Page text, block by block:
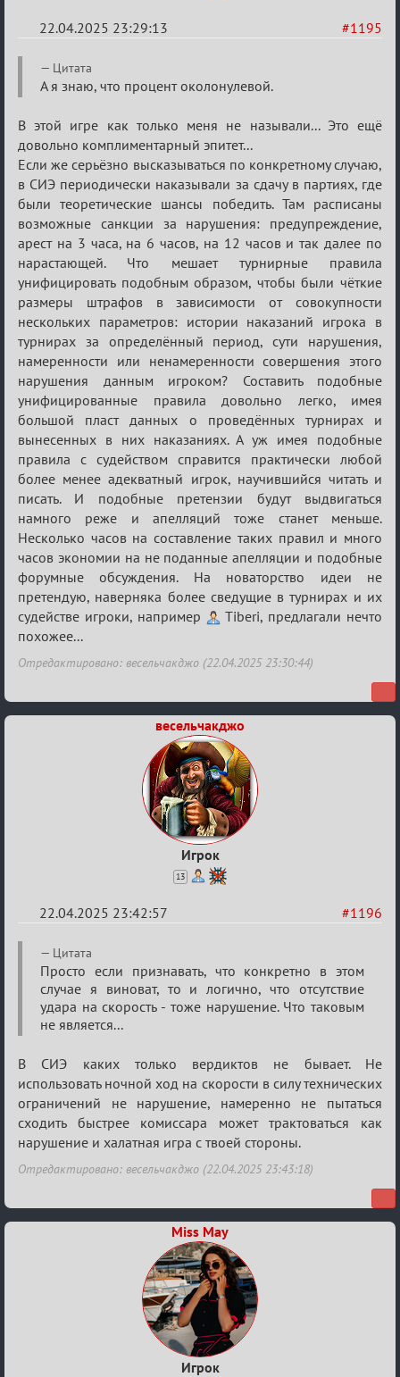
#1195
22.04.2025 23:29:13
Re:
Разговоры
XIX
ТПК.
Цитата
А я знаю, что процент околонулевой.
В этой игре как только меня не называли... Это ещё
довольно комплиментарный эпитет...
Если же серьёзно высказываться по конкретному случаю,
в СИЭ периодически наказывали за сдачу в партиях, где
были теоретические шансы победить. Там расписаны
возможные санкции за нарушения: предупреждение,
арест на 3 часа, на 6 часов, на 12 часов и так далее по
нарастающей. Что мешает турнирные правила
унифицировать подобным образом, чтобы были чёткие
размеры штрафов в зависимости от совокупности
нескольких параметров: истории наказаний игрока в
турнирах за определённый период, сути нарушения,
намеренности или ненамеренности совершения этого
нарушения данным игроком? Составить подобные
унифицированные правила довольно легко, имея
большой пласт данных о проведённых турнирах и
вынесенных в них наказаниях. А уж имея подобные
правила с судейством справится практически любой
более менее адекватный игрок, научившийся читать и
писать. И подобные претензии будут выдвигаться
намного реже и апелляций тоже станет меньше.
Несколько часов на составление таких правил и много
часов экономии на не поданные апелляции и подобные
форумные обсуждения. На новаторство идеи не
претендую, наверняка более сведущие в турнирах и их
судействе игроки, например
Tiberi, предлагали нечто
похожее...
Отредактировано: весельчакджо (22.04.2025 23:30:44)
весельчакджо
Игрок
13
#1196
22.04.2025 23:42:57
Re:
Разговоры
XIX
ТПК.
Цитата
Просто если признавать, что конкретно в этом
случае я виноват, то и логично, что отсутствие
удара на скорость - тоже нарушение. Что таковым
не является...
В СИЭ каких только вердиктов не бывает. Не
использовать ночной ход на скорости в силу технических
ограничений не нарушение, намеренно не пытаться
сходить быстрее комиссара может трактоваться как
нарушение и халатная игра с твоей стороны.
Отредактировано: весельчакджо (22.04.2025 23:43:18)
Miss May
Игрок